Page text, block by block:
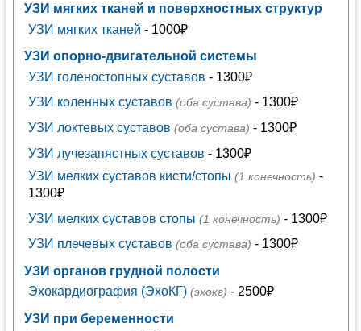
УЗИ мягких тканей и поверхностных структур
УЗИ мягких тканей - 1000₽
УЗИ опорно-двигательной системы
УЗИ голеностопных суставов - 1300₽
УЗИ коленных суставов (оба сустава) - 1300₽
УЗИ локтевых суставов (оба сустава) - 1300₽
УЗИ лучезапястных суставов - 1300₽
УЗИ мелких суставов кисти/стопы (1 конечность) -
1300₽
УЗИ мелких суставов стопы (1 конечность) - 1300₽
УЗИ плечевых суставов (оба сустава) - 1300₽
УЗИ органов грудной полости
Эхокардиография (ЭхоКГ) (эхокг) - 2500₽
УЗИ при беременности